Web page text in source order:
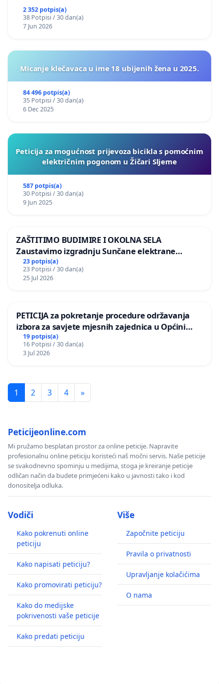
2 352 potpis(a)
38 Potpisi / 30 dan(a)
7 Jun 2026
Micanje klečavaca u ime 18 ubijenih žena u 2025.
84 496 potpis(a)
35 Potpisi / 30 dan(a)
6 Dec 2025
Peticija za mogućnost prijevoza bicikla s pomoćnim
električnim pogonom u Žičari Sljeme
587 potpis(a)
30 Potpisi / 30 dan(a)
9 Jun 2025
ZAŠTITIMO BUDIMIRE I OKOLNA SELA
Zaustavimo izgradnju Sunčane elektrane
Vedrine na području Ugljana
23 potpis(a)
23 Potpisi / 30 dan(a)
25 Jul 2026
PETICIJA za pokretanje procedure održavanja
izbora za savjete mjesnih zajednica u Općini
Bugojno
19 potpis(a)
16 Potpisi / 30 dan(a)
3 Jul 2026
1 2 3 4 »
Peticijeonline.com
Mi pružamo besplatan prostor za online peticije. Napravite
profesionalnu online peticiju koristeći naš močni servis. Naše peticije
se svakodnevno spominju u medijima, stoga je kreiranje peticije
odličan način da budete primjećeni kako u javnosti tako i kod
donositelja odluka.
Vodiči
Kako pokrenuti online
peticiju
Kako napisati peticiju?
Kako promovirati peticiju?
Kako do medijske
pokrivenosti vaše peticije
Kako predati peticiju
Više
Započnite peticiju
Pravila o privatnosti
Upravljanje kolačićima
O nama